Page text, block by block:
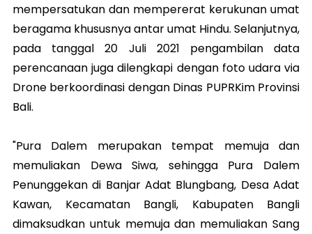
mempersatukan dan mempererat kerukunan umat
beragama khususnya antar umat Hindu. Selanjutnya,
pada tanggal 20 Juli 2021 pengambilan data
perencanaan juga dilengkapi dengan foto udara via
Drone berkoordinasi dengan Dinas PUPRKim Provinsi
Bali.
"Pura Dalem merupakan tempat memuja dan
memuliakan Dewa Siwa, sehingga Pura Dalem
Penunggekan di Banjar Adat Blungbang, Desa Adat
Kawan, Kecamatan Bangli, Kabupaten Bangli
dimaksudkan untuk memuja dan memuliakan Sang